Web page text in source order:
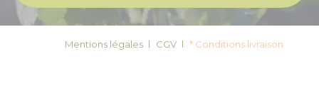
Mentions légales CGV * Conditions livraison